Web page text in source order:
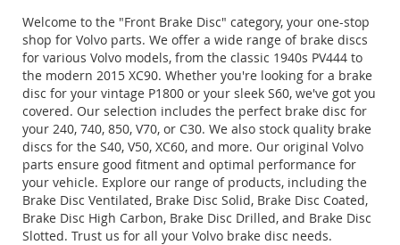
Welcome to the "Front Brake Disc" category, your one-stop
shop for Volvo parts. We offer a wide range of brake discs
for various Volvo models, from the classic 1940s PV444 to
the modern 2015 XC90. Whether you're looking for a brake
disc for your vintage P1800 or your sleek S60, we've got you
covered. Our selection includes the perfect brake disc for
your 240, 740, 850, V70, or C30. We also stock quality brake
discs for the S40, V50, XC60, and more. Our original Volvo
parts ensure good fitment and optimal performance for
your vehicle. Explore our range of products, including the
Brake Disc Ventilated, Brake Disc Solid, Brake Disc Coated,
Brake Disc High Carbon, Brake Disc Drilled, and Brake Disc
Slotted. Trust us for all your Volvo brake disc needs.